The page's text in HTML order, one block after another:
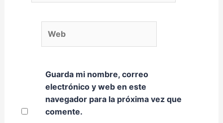
Guarda mi nombre, correo
electrónico y web en este
navegador para la próxima vez que
comente.